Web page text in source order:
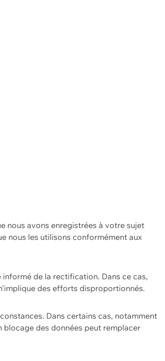
nous avons enregistrées à votre sujet
nous les utilisons conformément aux
de la rectification. Dans ce cas,
des efforts disproportionnés.
Dans certains cas, notamment
des données peut remplacer